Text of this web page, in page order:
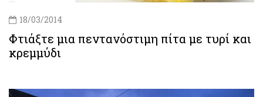
18/03/2014
Φτιάξτε μια πεντανόστιμη πίτα με τυρί και
κρεμμύδι